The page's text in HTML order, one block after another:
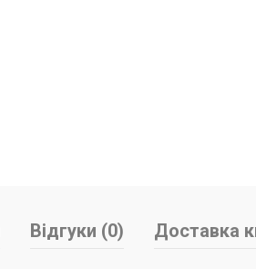
Відгуки (0) Доставка